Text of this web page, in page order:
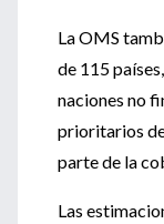
La OMS
de 115
naciones no
prioritarios
parte de la
Las